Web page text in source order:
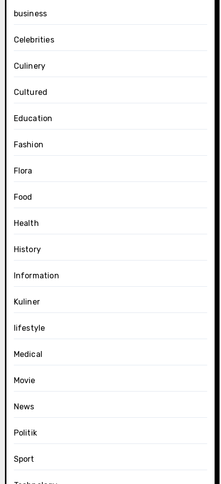
business
Celebrities
Culinery
Cultured
Education
Fashion
Flora
Food
Health
History
Information
Kuliner
lifestyle
Medical
Movie
News
Politik
Sport